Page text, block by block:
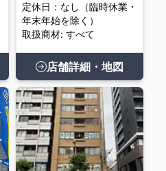
定休日：なし（臨時休業・
年末年始を除く）
取扱商材: すべて
店舗詳細・地図